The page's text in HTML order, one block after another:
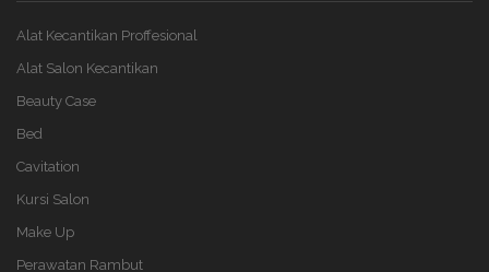
Alat Kecantikan Proffesional
Alat Salon Kecantikan
Beauty Case
Bed
Cavitation
Kursi Salon
Make Up
Perawatan Rambut